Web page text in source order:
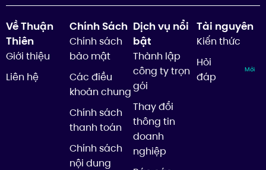
Về Thuận
Thiên
Giới thiệu
Liên hệ
Chính Sách
Chính sách
bảo mật
Các điều
khoản chung
Chính sách
thanh toán
Chính sách
nội dung
Dịch vụ nổi
bật
Thành lập
công ty trọn
gói
Thay đổi
thông tin
doanh
nghiệp
Tài nguyên
Kiến thức
Hỏi
đáp
Mới